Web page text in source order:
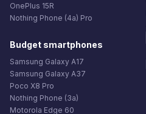
OnePlus 15R
Nothing Phone (4a) Pro
Budget smartphones
Samsung Galaxy A17
Samsung Galaxy A37
Poco X8 Pro
Nothing Phone (3a)
Motorola Edge 60